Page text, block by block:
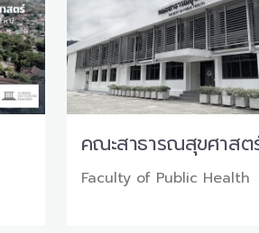
คณะสาธารณสุขศาสต
Faculty of Public Health